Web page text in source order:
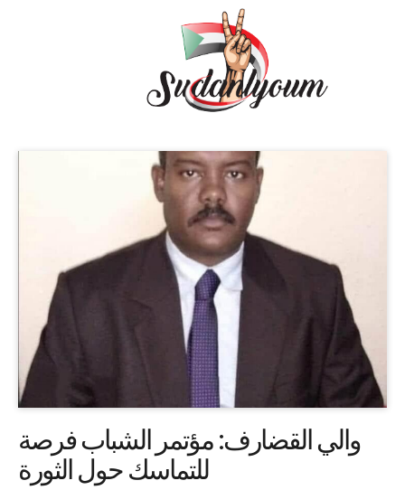
والي القضارف: مؤتمر الشباب فرصة
للتماسك حول الثورة